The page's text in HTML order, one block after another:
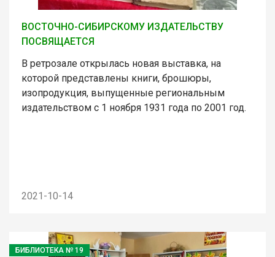
ВОСТОЧНО-СИБИРСКОМУ ИЗДАТЕЛЬСТВУ
ПОСВЯЩАЕТСЯ
В ретрозале открылась новая выставка, на
которой представлены книги, брошюры,
изопродукция, выпущенные региональным
издательством с 1 ноября 1931 года по 2001 год.
2021-10-14
БИБЛИОТЕКА № 19